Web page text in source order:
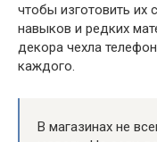
чтобы изготовить их
навыков и редких
декора чехла
каждого.
В магазинах не